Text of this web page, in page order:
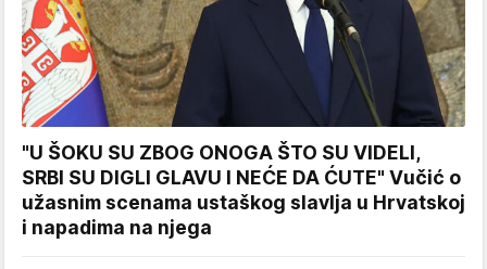
"U ŠOKU SU ZBOG ONOGA ŠTO SU VIDELI,
SRBI SU DIGLI GLAVU I NEĆE DA ĆUTE" Vučić o
užasnim scenama ustaškog slavlja u Hrvatskoj
i napadima na njega